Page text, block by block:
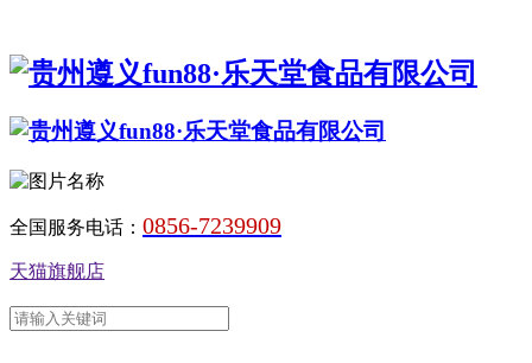
全国服务电话： 0856-7239909
天猫旗舰店